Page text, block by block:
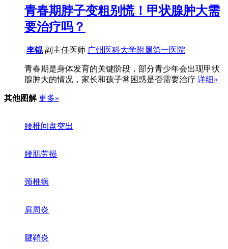
青春期脖子变粗别慌！甲状腺肿大需
要治疗吗？
李锟副主任医师 广州医科大学附属第一医院
青春期是身体发育的关键阶段，部分青少年会出现甲状
腺肿大的情况，家长和孩子常困惑是否需要治疗 详细»
其他图解 更多»
腰椎间盘突出
腰肌劳损
颈椎病
肩周炎
腱鞘炎